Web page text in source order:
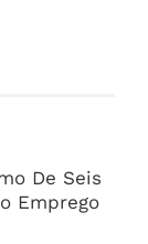
De Seis
Emprego